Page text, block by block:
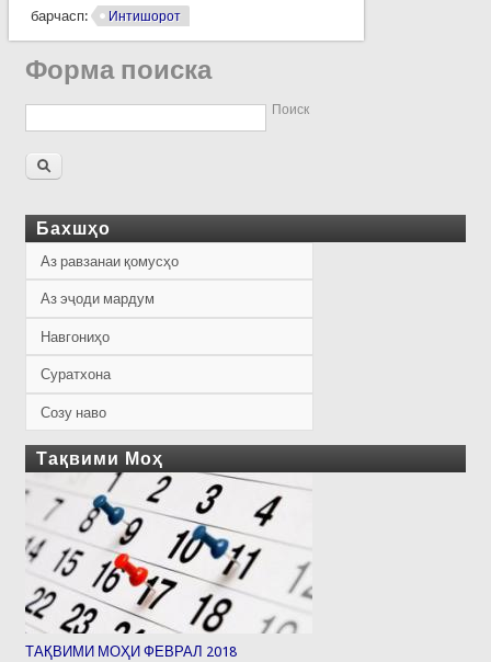
барчасп: Интишорот
Форма поиска
Поиск
Бахшҳо
Аз равзанаи қомусҳо
Аз эҷоди мардум
Навгониҳо
Суратхона
Созу наво
Тақвими Моҳ
ТАҚВИМИ МОҲИ ФЕВРАЛ 2018